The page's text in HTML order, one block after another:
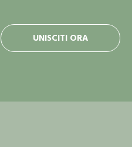
UNISCITI ORA